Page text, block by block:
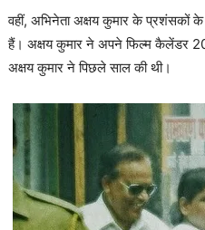
वहीं, अभिनेता अक्षय कुमार के प्रशंसकों
हैं। अक्षय कुमार ने अपने फिल्‍म कैलेंडर
अक्षय कुमार ने पिछले साल की थी।